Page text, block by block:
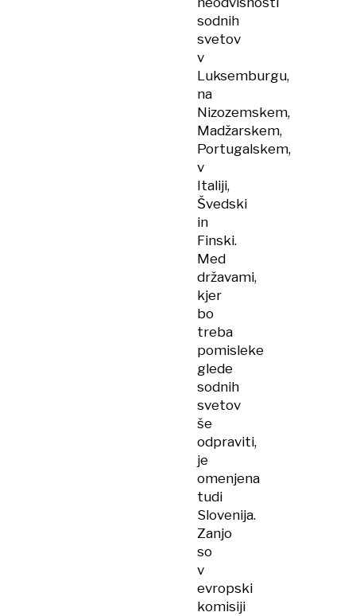
sodnih
svetov
v
Luksemburgu,
na
Nizozemskem,
Madžarskem,
Portugalskem,
v
Italiji,
Švedski
in
Finski.
Med
državami,
kjer
bo
treba
pomisleke
glede
sodnih
svetov
še
odpraviti,
je
omenjena
tudi
Slovenija.
Zanjo
so
v
evropski
komisiji